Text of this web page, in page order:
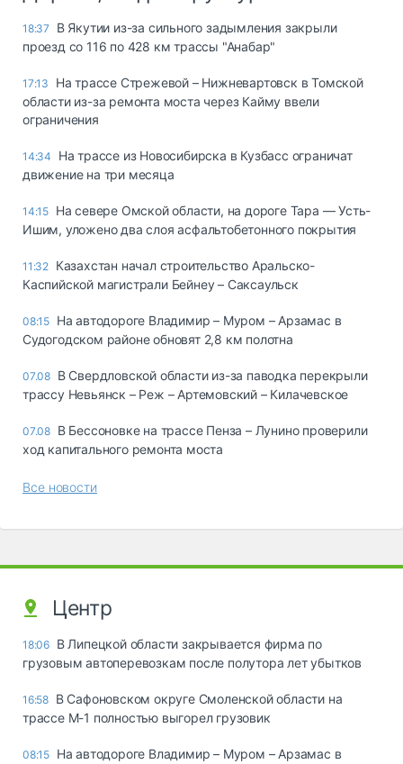
18:37
В Якутии из-за сильного задымления закрыли
проезд со 116 по 428 км трассы "Анабар"
17:13
На трассе Стрежевой – Нижневартовск в Томской
области из-за ремонта моста через Кайму ввели
ограничения
14:34
На трассе из Новосибирска в Кузбасс ограничат
движение на три месяца
14:15 На севере Омской области, на дороге Тара — Усть-
Ишим, уложено два слоя асфальтобетонного покрытия
11:32 Казахстан начал строительство Аральско-
Каспийской магистрали Бейнеу – Саксаульск
08:15 На автодороге Владимир – Муром – Арзамас в
Судогодском районе обновят 2,8 км полотна
07.08 В Свердловской области из-за паводка перекрыли
трассу Невьянск – Реж – Артемовский – Килачевское
07.08 В Бессоновке на трассе Пенза – Лунино проверили
ход капитального ремонта моста
Все новости
Центр
18:06 В Липецкой области закрывается фирма по
грузовым автоперевозкам после полутора лет убытков
16:58 В Сафоновском округе Смоленской области на
трассе М-1 полностью выгорел грузовик
08:15 На автодороге Владимир – Муром – Арзамас в